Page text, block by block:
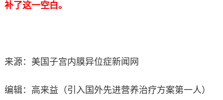
补了这一空白。
来源：美国子宫内膜异位症新闻网
编辑：高来益（引入国外先进营养治疗方案第一人）